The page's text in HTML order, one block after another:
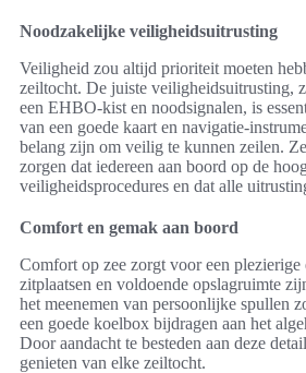
Noodzakelijke veiligheidsuitrusting
Veiligheid zou altijd prioriteit moeten
zeiltocht. De juiste veiligheidsuitrusting,
een EHBO-kist en noodsignalen, is
van een goede kaart en navigatie-
belang zijn om veilig te kunnen zeilen.
zorgen dat iedereen aan boord op de
veiligheidsprocedures en dat alle
Comfort en gemak aan boord
Comfort op zee zorgt voor een
zitplaatsen en voldoende opslagruimte
het meenemen van persoonlijke spullen
een goede koelbox bijdragen aan het
Door aandacht te besteden aan deze
genieten van elke zeiltocht.